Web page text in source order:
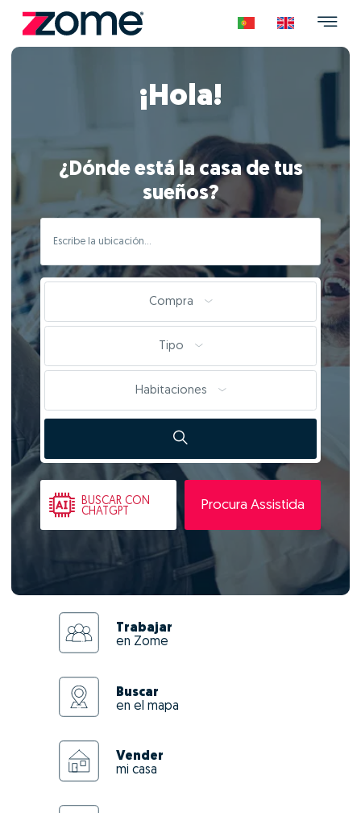
¡Hola!
¿Dónde está la casa de tus
sueños?
Compra
Tipo
Habitaciones
BUSCAR CON
CHATGPT
Procura Assistida
Trabajar
en Zome
Buscar
en el mapa
Vender
mi casa